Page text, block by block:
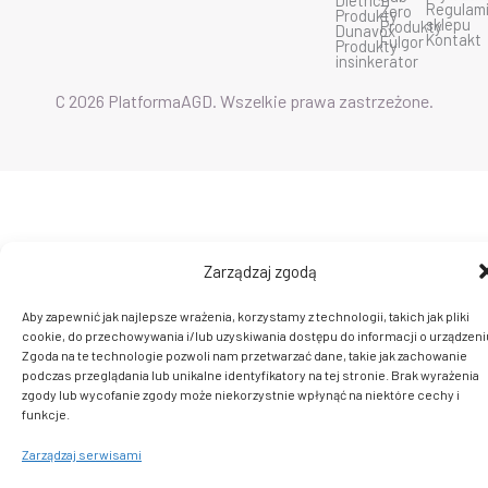
Zarządzaj zgodą
Aby zapewnić jak najlepsze wrażenia, korzystamy z technologii, takich jak pliki
cookie, do przechowywania i/lub uzyskiwania dostępu do informacji o
Zgoda na te technologie pozwoli nam przetwarzać dane, takie jak zachowanie
podczas przeglądania lub unikalne identyfikatory na tej stronie. Brak wyrażenia
zgody lub wycofanie zgody może niekorzystnie wpłynąć na niektóre cechy i
funkcje.
Zarządzaj serwisami
Produkty
Dunavox
Produkty
insinkerator
Zero
Produkty
Fulgor
sklepu
Kontakt
C 2026 PlatformaAGD. Wszelkie prawa zastrzeżone.